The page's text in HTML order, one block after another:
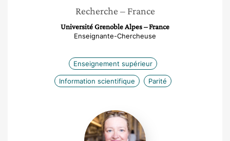
Recherche – France
Université Grenoble Alpes – France
Enseignante-Chercheuse
Enseignement supérieur
Information scientifique Parité
Bénédicte
Beviere-
Boyer